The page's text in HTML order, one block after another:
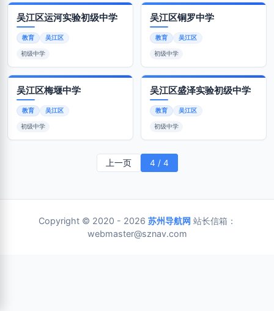
吴江区运河实验初级中学
教育 吴江区
初级中学
吴江区铜罗中学
教育 吴江区
初级中学
吴江区梅堰中学
教育 吴江区
初级中学
吴江区盛泽实验初级中学
教育 吴江区
初级中学
上一页 4 / 4
Copyright © 2020 - 2026 苏州导航网 站长信箱：
webmaster@sznav.com